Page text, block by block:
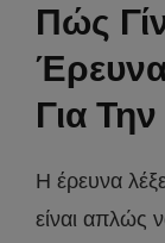
Πώς
Για
Η έρευνα
είναι απλώς